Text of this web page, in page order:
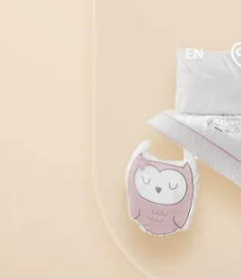
EN
odası